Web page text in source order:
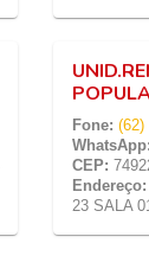
Fone: (62)
WhatsApp:
CEP:
Endereço:
23 SALA